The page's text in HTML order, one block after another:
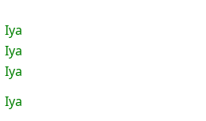
Iya
Iya
Iya
Iya